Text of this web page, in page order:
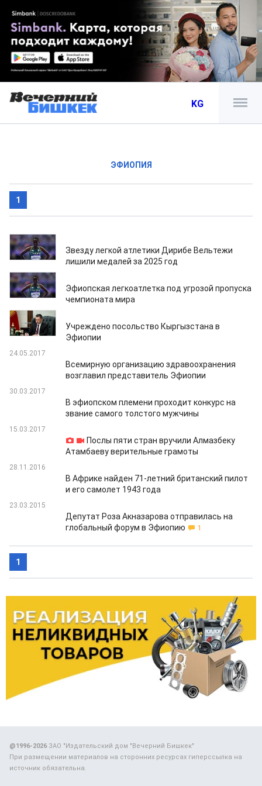
KG
ЭФИОПИЯ
1
28.02.2026
Звезду легкой атлетики Дирибе Вельтежи
лишили медалей за 2025 год
11.09.2025
Эфиопская легкоатлетка под угрозой пропуска
чемпионата мира
18.03.2025
Учреждено посольство Кыргызстана в
Эфиопии
24.05.2017
Всемирную организацию здравоохранения
возглавил представитель Эфиопии
30.03.2017
В эфиопском племени проходит конкурс на
звание самого толстого мужчины
15.03.2017
Послы пяти стран вручили Алмазбеку
Атамбаеву верительные грамоты
28.11.2016
В Африке найден 71-летний британский пилот
и его самолет 1943 года
23.03.2015
Депутат Роза Акназарова отправилась на
глобальный форум в Эфиопию
1
1
@1996-2026ЗАО "Издательский дом "Вечерний Бишкек"
При размещении материалов на сторонних ресурсах гиперссылка на
источник обязательна.